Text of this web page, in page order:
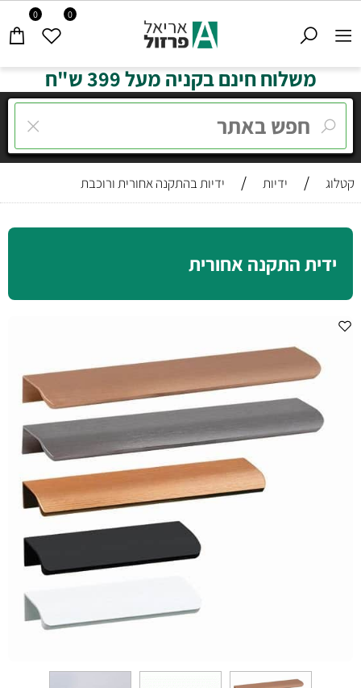
0 0
משלוח חינם בקניה מעל 399 ש"ח
קטלוג / ידיות / ידיות בהתקנה אחורית ורוכבת
ידית התקנה אחורית